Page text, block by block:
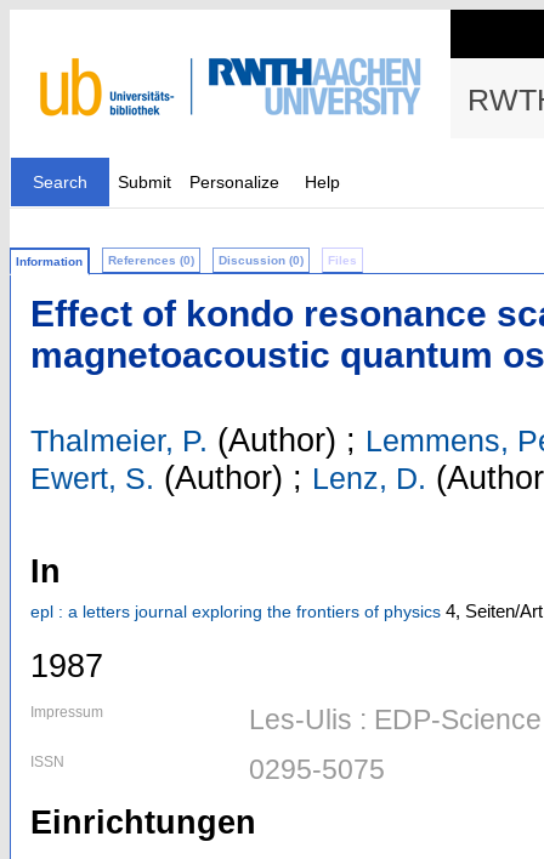
Search Submit Personalize Help
Information References (0) Discussion (0) Files
Effect of kondo resonance
magnetoacoustic quantum
Thalmeier, P. (Author) ; Lemmens,
Ewert, S. (Author) ; Lenz, D.
In
epl : a letters journal exploring the frontiers of physics 4, Seiten/
1987
Impressum Les-Ulis : EDP-Science
ISSN 0295-5075
Einrichtungen